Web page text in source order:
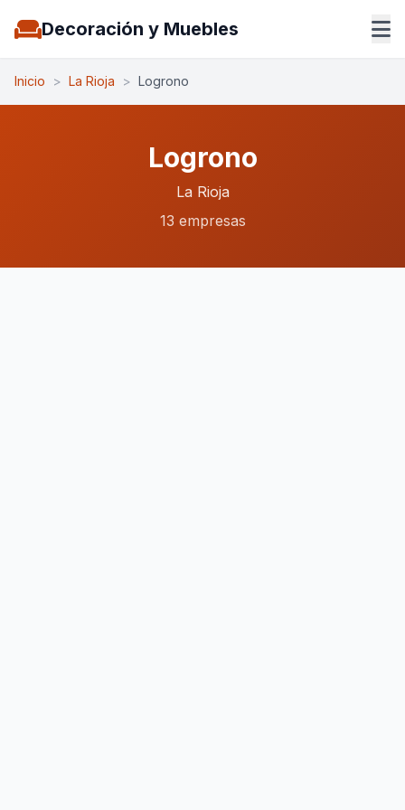
Decoración y Muebles
Inicio > La Rioja > Logrono
Logrono
La Rioja
13 empresas